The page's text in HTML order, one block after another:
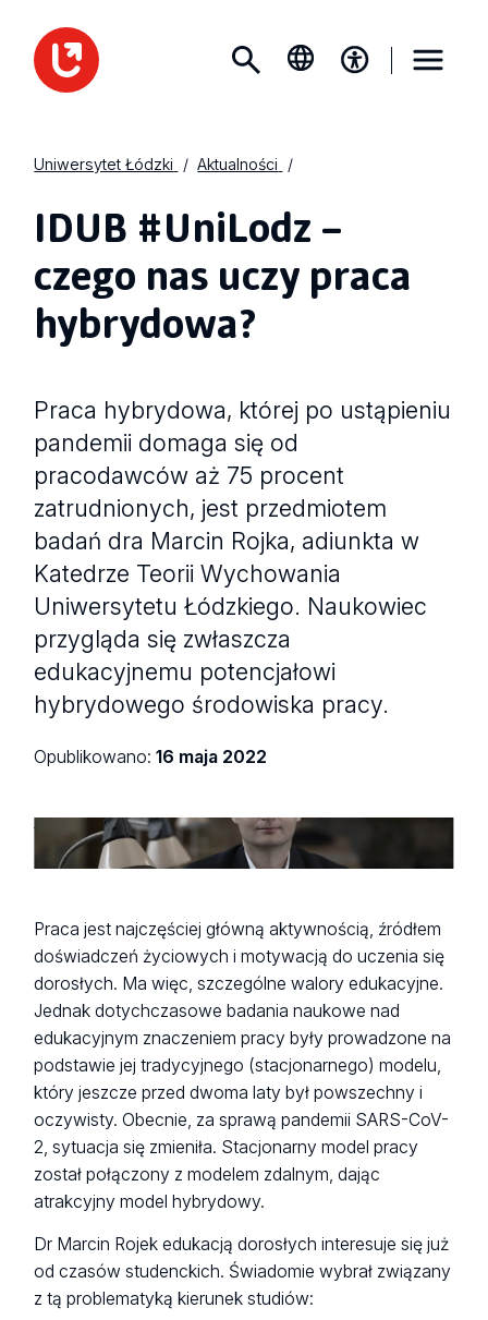
Uniwersytet Łódzki Aktualności
IDUB #UniLodz –
czego nas uczy praca
hybrydowa?
Praca hybrydowa, której po ustąpieniu
pandemii domaga się od
pracodawców aż 75 procent
zatrudnionych, jest przedmiotem
badań dra Marcin Rojka, adiunkta w
Katedrze Teorii Wychowania
Uniwersytetu Łódzkiego. Naukowiec
przygląda się zwłaszcza
edukacyjnemu potencjałowi
hybrydowego środowiska pracy.
Opublikowano:16 maja 2022
fot. Bartosz Kałużny, Centrum Promocji UŁ
Praca jest najczęściej główną aktywnością, źródłem
doświadczeń życiowych i motywacją do uczenia się
dorosłych. Ma więc, szczególne walory edukacyjne.
Jednak dotychczasowe badania naukowe nad
edukacyjnym znaczeniem pracy były prowadzone na
podstawie jej tradycyjnego (stacjonarnego) modelu,
który jeszcze przed dwoma laty był powszechny i
oczywisty. Obecnie, za sprawą pandemii SARS-CoV-
2, sytuacja się zmieniła. Stacjonarny model pracy
został połączony z modelem zdalnym, dając
atrakcyjny model hybrydowy.
Dr Marcin Rojek edukacją dorosłych interesuje się już
od czasów studenckich. Świadomie wybrał związany
z tą problematyką kierunek studiów: